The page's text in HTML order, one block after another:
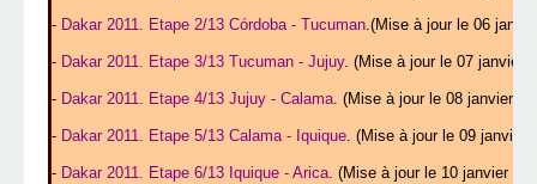
- Dakar 2011. Etape 2/13 Córdoba - Tucuman.(Mise à jour le 06
- Dakar 2011. Etape 3/13 Tucuman - Jujuy. (Mise à jour le 07 janvier
- Dakar 2011. Etape 4/13 Jujuy - Calama. (Mise à jour le 08 janvier
- Dakar 2011. Etape 5/13 Calama - Iquique. (Mise à jour le 09 janvier
- Dakar 2011. Etape 6/13 Iquique - Arica. (Mise à jour le 10 janvier